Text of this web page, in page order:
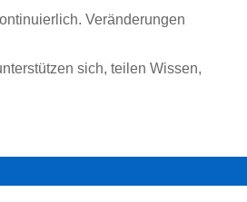
Veränderungen
sich, teilen Wissen,